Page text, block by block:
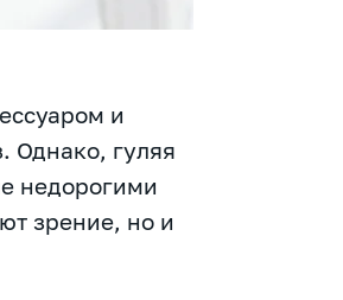
и
Однако, гуляя
недорогими
зрение, но и